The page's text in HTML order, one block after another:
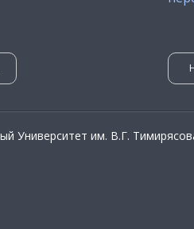
Университет им. В.Г.